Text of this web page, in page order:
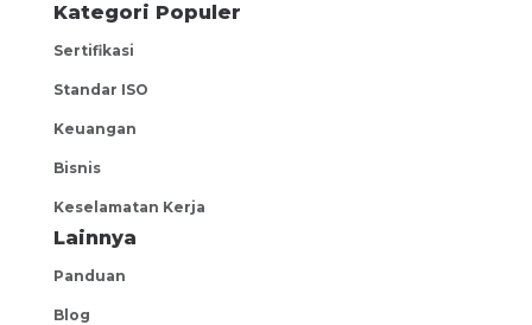
negotiable
Sales Executive
PT. Jaya Kreasi Indonesia
Marketing Specialist
Kategori Populer
Sertifikasi
Standar ISO
Keuangan
Bisnis
Keselamatan Kerja
Lainnya
Panduan
Blog